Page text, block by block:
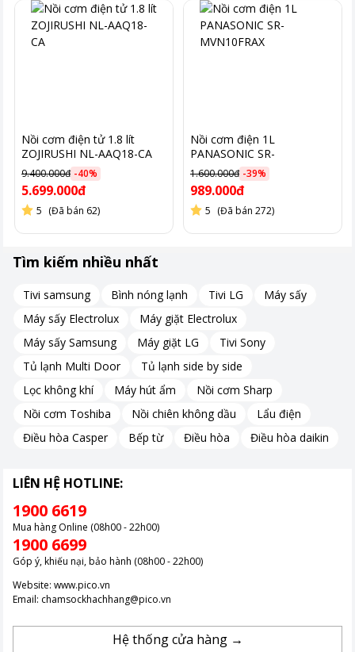
Công suất 1350W
Với công suất 1350W, nồi cơm NP-HRQ18-XT giúp nấu cơm
nhanh chóng và hiệu quả.
Công suất này không chỉ đảm bảo cơm chín đều mà còn tiết
Tích hợp nhiều chế độ nấu
truyền thống đến các món ăn phong phú khác như cháo, súp
hay gạo lứt. Điều này giúp bạn linh hoạt hơn trong việc chế biến
các món ăn phù hợp với sở thích của gia đình.
Lòng nồi mạ bạch kim
vị ngon của gạo mà còn đảm bảo an toàn sức khỏe cho người
sử dụng.
Lớp mạ này giúp giữ nhiệt tốt và phân phối nhiệt đều, mang lại
hương vị thơm ngon cho từng hạt cơm.
Nồi cơm điện tử 1.8 lít
ZOJIRUSHI NL-AAQ18-CA
9.400.000đ -40%
5.699.000đ
5 (Đã bán 62)
Nồi cơm điện 1L
PANASONIC SR-
MVN10FRAX
1.600.000đ -39%
989.000đ
5 (Đã bán 272)
Tìm kiếm nhiều nhất
Tivi samsung Bình nóng lạnh Tivi LG
Máy sấy
Máy sấy Electrolux
Máy giặt Electrolux
Máy sấy Samsung
Máy giặt LG
Tivi Sony
Tủ lạnh Multi Door
Tủ lạnh side by side
Lọc không khí
Máy hút ẩm
Nồi cơm Sharp
Nồi cơm Toshiba
Nồi chiên không dầu
Lẩu điện
Điều hòa Casper
Bếp từ Điều hòa Điều hòa daikin
LIÊN HỆ HOTLINE:
1900 6619
Mua hàng Online (08h00 - 22h00)
1900 6699
Góp ý, khiếu nại, bảo hành (08h00 - 22h00)
Website: www.pico.vn
Email: chamsockhachhang@pico.vn
Hệ thống cửa hàng →